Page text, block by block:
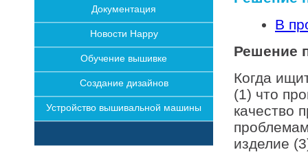
Документация
Новости Happy
Обучение вышивке
Создание дизайнов
Устройство вышивальной машины
В
Решение
Когда
(1) что
качество
изделие